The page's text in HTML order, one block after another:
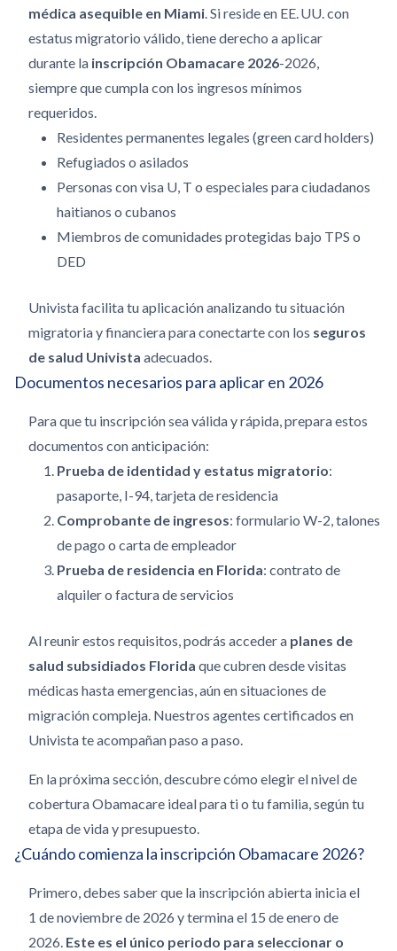
médica asequible en Miami. Si reside en EE. UU. con
estatus migratorio válido, tiene derecho a aplicar
durante la inscripción Obamacare 2026-2026,
siempre que cumpla con los ingresos mínimos
requeridos.
Residentes permanentes legales (green card holders)
Refugiados o asilados
Personas con visa U, T o especiales para ciudadanos
haitianos o cubanos
Miembros de comunidades protegidas bajo TPS o
DED
Univista facilita tu aplicación analizando tu situación
migratoria y financiera para conectarte con los seguros
de salud Univista adecuados.
Documentos necesarios para aplicar en 2026
Para que tu inscripción sea válida y rápida, prepara estos
documentos con anticipación:
Prueba de identidad y estatus migratorio:
pasaporte, I-94, tarjeta de residencia
Comprobante de ingresos: formulario W-2, talones
de pago o carta de empleador
Prueba de residencia en Florida: contrato de
alquiler o factura de servicios
Al reunir estos requisitos, podrás acceder a planes de
salud subsidiados Florida que cubren desde visitas
médicas hasta emergencias, aún en situaciones de
migración compleja. Nuestros agentes certificados en
Univista te acompañan paso a paso.
En la próxima sección, descubre cómo elegir el nivel de
cobertura Obamacare ideal para ti o tu familia, según tu
etapa de vida y presupuesto.
¿Cuándo comienza la inscripción Obamacare 2026?
Primero, debes saber que la inscripción abierta inicia el
1 de noviembre de 2026 y termina el 15 de enero de
2026. Este es el único periodo para seleccionar o